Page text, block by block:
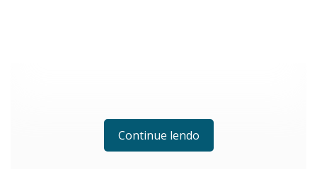
Continue lendo